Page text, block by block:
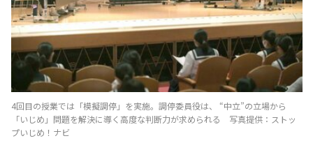
4回目の授業では「模擬調停」を実施。調停委員役は、 “中立”の立場から
「いじめ」問題を解決に導く高度な判断力が求められる 写真提供：ストッ
プいじめ！ナビ